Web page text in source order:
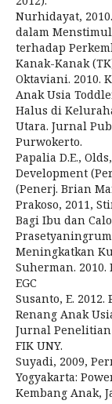
Nurhidayat,
dalam
terhadap
Kanak-Kanak
Oktaviani. 2010.
Anak Usia
Halus di
Utara. Jurnal
Purwokerto.
Papalia D.E.,
Development
(Penerj. Brian
Prakoso, 2011,
Bagi Ibu dan
Meningkatkan
Suherman. 2010.
EGC
Susanto, E.
Renang Anak
Jurnal Penelitian
FIK UNY.
Suyadi, 2009,
Yogyakarta:
Kembang Anak,